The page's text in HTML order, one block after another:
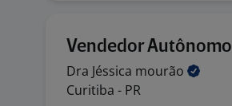
Vendedor Autônomo
Dra Jéssica mourão
Curitiba - PR